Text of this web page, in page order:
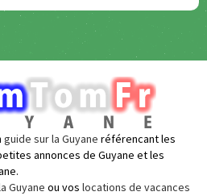
guide sur la Guyane référencant les
annonces de Guyane et les
Guyane ou vos locations de vacances